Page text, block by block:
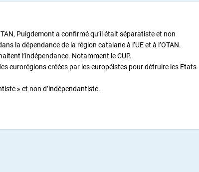
Puigdemont a confirmé qu’il était séparatiste et non
la dépendance de la région catalane à l’UE et à l’OTAN.
l’indépendance. Notamment le CUP.
eurorégions créées par les européistes pour détruire les Etats-
» et non d’indépendantiste.